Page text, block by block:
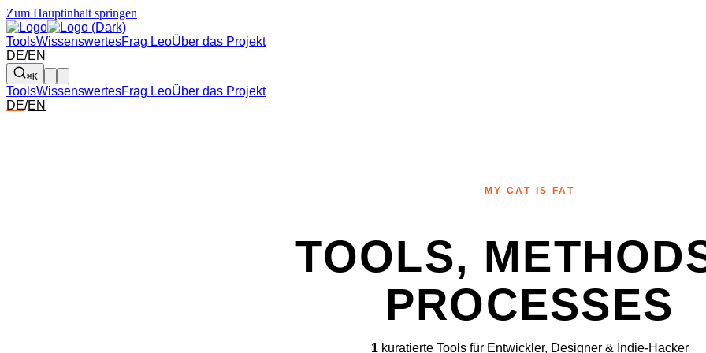
Zum Hauptinhalt springen
ToolsWissenswertesFrag LeoÜber das Projekt
DE/EN
⌘K
ToolsWissenswertesFrag LeoÜber das Projekt
DE/EN
MY CAT IS FAT
TOOLS,
PROCESSES
1kuratierte Tools für Entwickler, Designer & Indie-Hacker